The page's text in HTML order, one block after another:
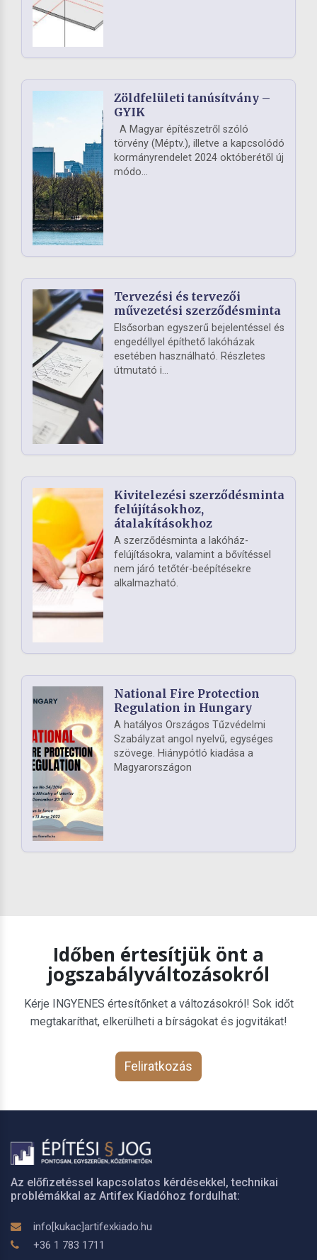
Zöldfelületi tanúsítvány –
GYIK
A Magyar építészetről szóló
törvény (Méptv.), illetve a kapcsolódó
kormányrendelet 2024 októberétől új
módo...
Tervezési és tervezői
művezetési szerződésminta
Elsősorban egyszerű bejelentéssel és
engedéllyel építhető lakóházak
esetében használható. Részletes
útmutató i...
Kivitelezési szerződésminta
felújításokhoz,
átalakításokhoz
A szerződésminta a lakóház-
felújításokra, valamint a bővítéssel
nem járó tetőtér-beépítésekre
alkalmazható.
National Fire Protection
Regulation in Hungary
A hatályos Országos Tűzvédelmi
Szabályzat angol nyelvű, egységes
szövege. Hiánypótló kiadása a
Magyarországon
Időben értesítjük önt a
jogszabályváltozásokról
Kérje INGYENES értesítőnket a változásokról! Sok időt
megtakaríthat, elkerülheti a bírságokat és jogvitákat!
Feliratkozás
Az előfizetéssel kapcsolatos kérdésekkel, technikai
problémákkal az Artifex Kiadóhoz fordulhat:
info[kukac]artifexkiado.hu
+36 1 783 1711